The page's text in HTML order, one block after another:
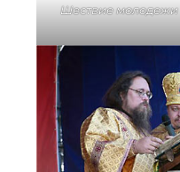
Шествие молодежи